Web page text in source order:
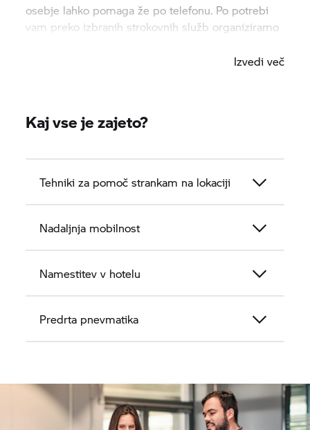
osebje lahko pomaga že po telefonu. Po potrebi
vam preko izbranih strokovnih služb organiziramo
Izvedi več
Kaj vse je zajeto?
Tehniki za pomoč strankam na lokaciji
Nadaljnja mobilnost
Namestitev v hotelu
Predrta pnevmatika